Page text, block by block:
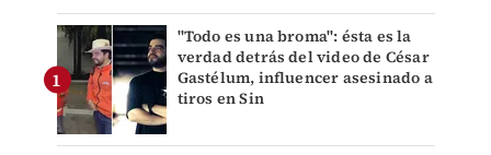
"Todo es una broma": ésta es la
verdad detrás del video de César
Gastélum, influencer asesinado a
tiros en Sin